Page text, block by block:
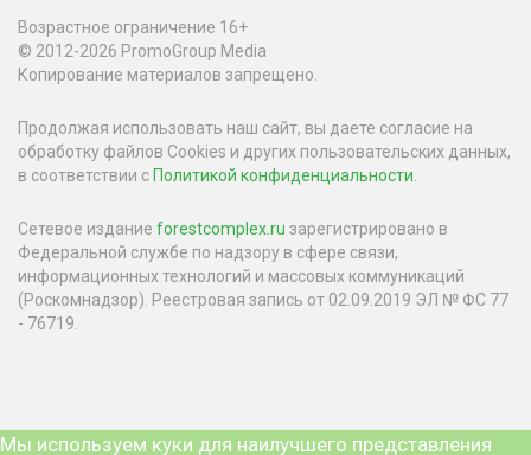
Возрастное ограничение 16+
© 2012-2026 PromoGroup Media
Копирование материалов запрещено.
Продолжая использовать наш сайт, вы даете согласие на
обработку файлов Cookies и других пользовательских данных,
в соответствии с Политикой конфиденциальности
Сетевое издание forestcomplex.ru зарегистрировано в
Федеральной службе по надзору в сфере связи,
информационных технологий и массовых коммуникаций
(Роскомнадзор). Реестровая запись от 02.09.2019 ЭЛ № ФС 77
- 76719.
Мы используем куки для наилучшего представления